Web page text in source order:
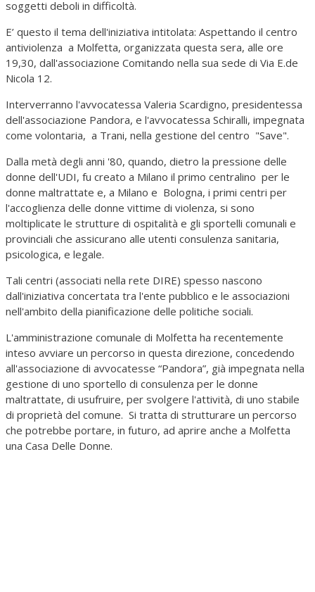
soggetti deboli in difficoltà.
E’ questo il tema dell'iniziativa intitolata: Aspettando il centro
antiviolenza a Molfetta, organizzata questa sera, alle ore
19,30, dall'associazione Comitando nella sua sede di Via E.de
Nicola 12.
Interverranno l'avvocatessa Valeria Scardigno, presidentessa
dell'associazione Pandora, e l'avvocatessa Schiralli, impegnata
come volontaria, a Trani, nella gestione del centro "Save".
Dalla metà degli anni '80, quando, dietro la pressione delle
donne dell'UDI, fu creato a Milano il primo centralino per le
donne maltrattate e, a Milano e Bologna, i primi centri per
l'accoglienza delle donne vittime di violenza, si sono
moltiplicate le strutture di ospitalità e gli sportelli comunali e
provinciali che assicurano alle utenti consulenza sanitaria,
psicologica, e legale.
Tali centri (associati nella rete DIRE) spesso nascono
dall'iniziativa concertata tra l'ente pubblico e le associazioni
nell'ambito della pianificazione delle politiche sociali.
L'amministrazione comunale di Molfetta ha recentemente
inteso avviare un percorso in questa direzione, concedendo
all'associazione di avvocatesse “Pandora”, già impegnata nella
gestione di uno sportello di consulenza per le donne
maltrattate, di usufruire, per svolgere l'attività, di uno stabile
di proprietà del comune. Si tratta di strutturare un percorso
che potrebbe portare, in futuro, ad aprire anche a Molfetta
una Casa Delle Donne.